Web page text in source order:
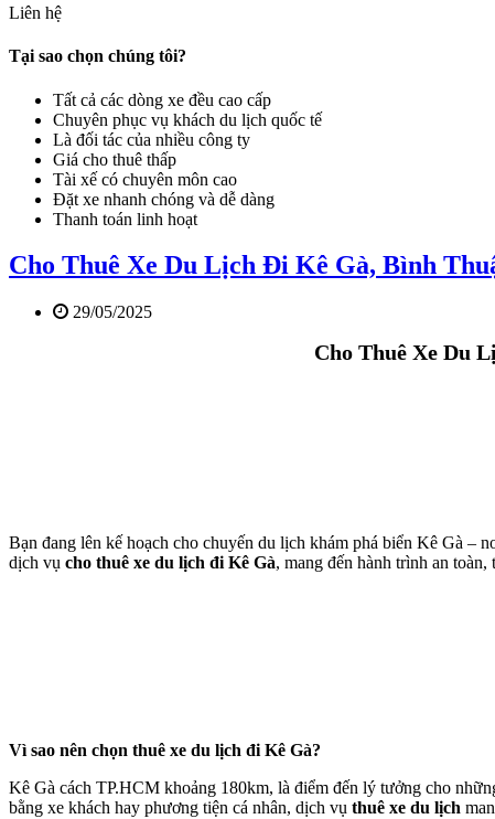
Liên hệ
Tại sao chọn chúng tôi?
Tất cả các dòng xe đều cao cấp
Chuyên phục vụ khách du lịch quốc tế
Là đối tác của nhiều công ty
Giá cho thuê thấp
Tài xế có chuyên môn cao
Đặt xe nhanh chóng và dễ dàng
Thanh toán linh hoạt
Cho Thuê Xe Du Lịch Đi Kê Gà, Bình
29/05/2025
Cho Thuê Xe Du
Bạn đang lên kế hoạch cho chuyến du lịch khám phá biển Kê Gà –
dịch vụ cho thuê xe du lịch đi Kê Gà, mang đến hành trình an
Vì sao nên chọn thuê xe du lịch đi Kê Gà?
Kê Gà cách TP.HCM khoảng 180km, là điểm đến lý tưởng cho
bằng xe khách hay phương tiện cá nhân, dịch vụ thuê xe du lịch